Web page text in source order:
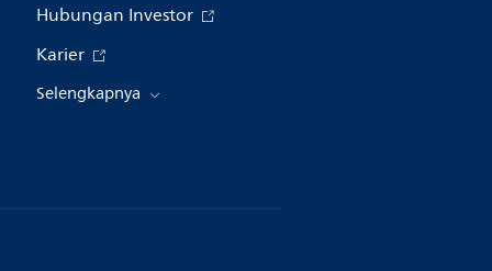
Hubungan Investor
Karier
Selengkapnya